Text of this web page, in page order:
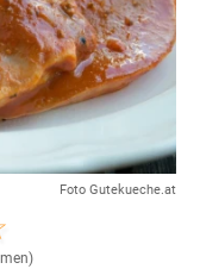
Foto Gutekueche.at